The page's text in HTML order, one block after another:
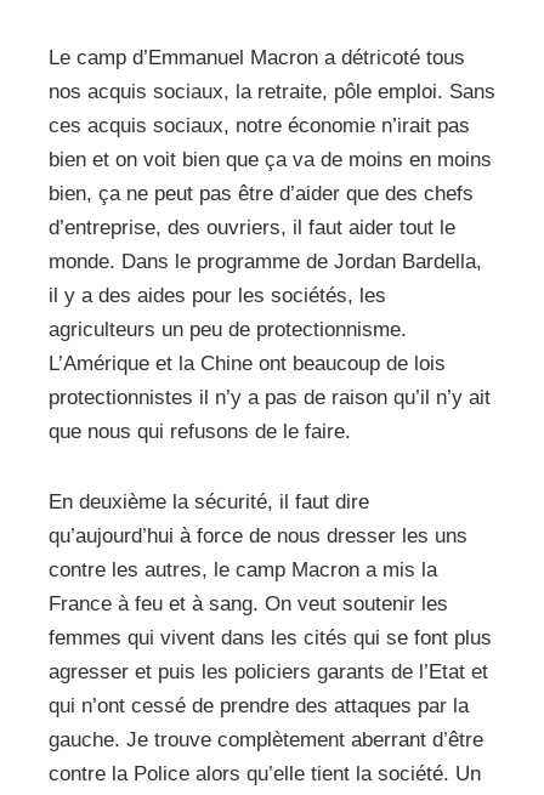
Le camp d’Emmanuel Macron a détricoté tous
nos acquis sociaux, la retraite, pôle emploi. Sans
ces acquis sociaux, notre économie n’irait pas
bien et on voit bien que ça va de moins en moins
bien, ça ne peut pas être d’aider que des chefs
d’entreprise, des ouvriers, il faut aider tout le
monde. Dans le programme de Jordan Bardella,
il y a des aides pour les sociétés, les
agriculteurs un peu de protectionnisme.
L’Amérique et la Chine ont beaucoup de lois
protectionnistes il n’y a pas de raison qu’il n’y ait
que nous qui refusons de le faire.
En deuxième la sécurité, il faut dire
qu’aujourd’hui à force de nous dresser les uns
contre les autres, le camp Macron a mis la
France à feu et à sang. On veut soutenir les
femmes qui vivent dans les cités qui se font plus
agresser et puis les policiers garants de l’Etat et
qui n’ont cessé de prendre des attaques par la
gauche. Je trouve complètement aberrant d’être
contre la Police alors qu’elle tient la société. Un